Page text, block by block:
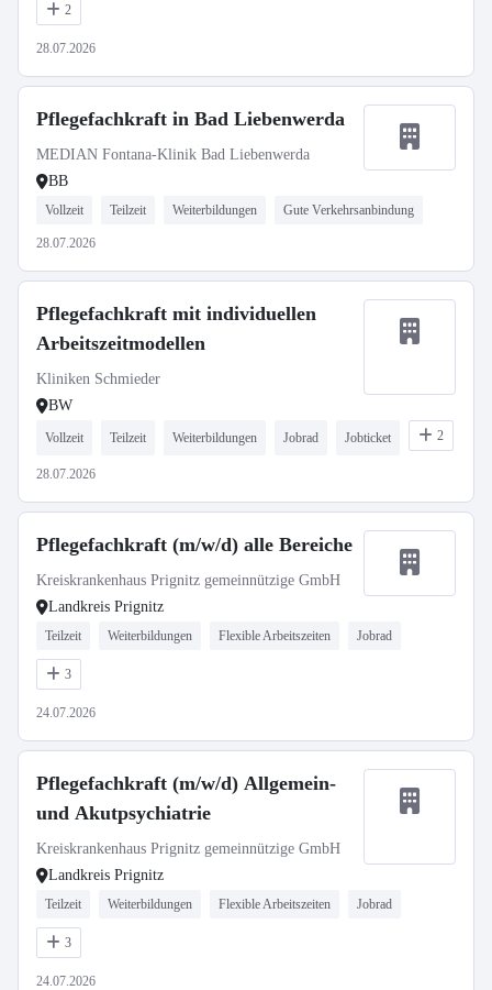
2
28.07.2026
Pflegefachkraft in Bad Liebenwerda
MEDIAN Fontana-Klinik Bad Liebenwerda
BB
Vollzeit Teilzeit Weiterbildungen Gute Verkehrsanbindung
28.07.2026
Pflegefachkraft mit individuellen
Arbeitszeitmodellen
Kliniken Schmieder
BW
Vollzeit Teilzeit Weiterbildungen Jobrad Jobticket 2
28.07.2026
Pflegefachkraft (m/w/d) alle Bereiche
Kreiskrankenhaus Prignitz gemeinnützige GmbH
Landkreis Prignitz
Teilzeit Weiterbildungen Flexible Arbeitszeiten Jobrad
3
24.07.2026
Pflegefachkraft (m/w/d) Allgemein-
und Akutpsychiatrie
Kreiskrankenhaus Prignitz gemeinnützige GmbH
Landkreis Prignitz
Teilzeit Weiterbildungen Flexible Arbeitszeiten Jobrad
3
24.07.2026